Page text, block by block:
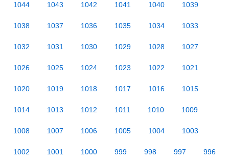
1044 1043 1042 1041 1040 1039
1038 1037 1036 1035 1034 1033
1032 1031 1030 1029 1028 1027
1026 1025 1024 1023 1022 1021
1020 1019 1018 1017 1016 1015
1014 1013 1012 1011 1010 1009
1008 1007 1006 1005 1004 1003
1002 1001 1000 999 998 997 996